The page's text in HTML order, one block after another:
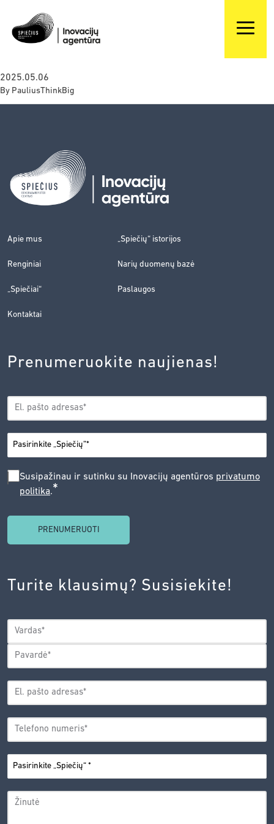
2025.05.06
By PauliusThinkBig
Apie mus „Spiečių“ istorijos
Renginiai Narių duomenų bazė
„Spiečiai“ Paslaugos
Kontaktai
Prenumeruokite naujienas!
EL.
PAŠTAS*
MIESTAS*
SUSIPAŽINAU
SUTINKU
AGENTŪROS
PRIVATUMO
POLITIKA.*
Susipažinau ir sutinku su Inovacijų agentūros privatumo
politika.*
Turite klausimų? Susisiekite!
VARDAS*
Vardas
EL.
ADRESAS*
TELEFONO
NUMERIS*
PASIRINKITE
„SPIEČIŲ“*
ŽINUTĖ